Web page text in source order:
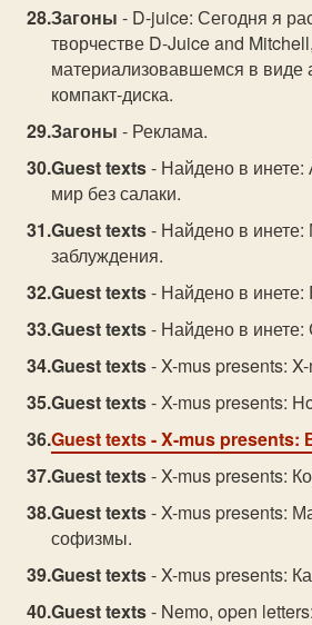
Загоны - D-juice: Сегодня я
творчестве D-Juice and Mitchell,
материализовавшемся в виде
компакт-диска.
Загоны - Реклама.
Guest texts- Найдено в инете:
мир без салаки.
Guest texts- Найдено в
заблуждения.
Guest texts- Найдено в
Guest texts- Найдено в инете:
Guest texts- X-mus presents:
Guest texts- X-mus presents:
Guest texts- X-mus presents:
Guest texts- X-mus presents:
Guest texts- X-mus presents:
софизмы.
Guest texts- X-mus presents:
Guest texts- Nemo, open